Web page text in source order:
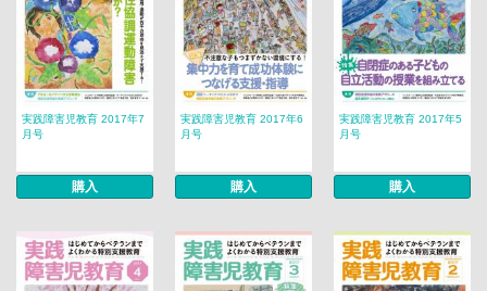
実践障害児教育 2017年7
月号
購入
実践障害児教育 2017年6
月号
購入
実践障害児教育 2017年5
月号
購入